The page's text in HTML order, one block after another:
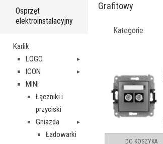
Osprzęt
elektroinstalacyjny
Karlik
LOGO
ICON
MINI
Łączniki i
przyciski
Gniazda
Ładowarki
Grafitowy
Kategorie
DO KOSZYKA